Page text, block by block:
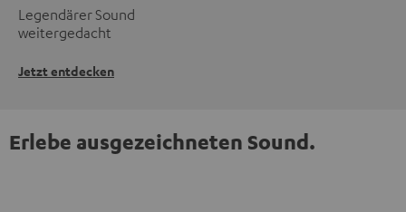
Legendärer Sound
weitergedacht
Jetzt entdecken
Erlebe ausgezeichneten Sound.